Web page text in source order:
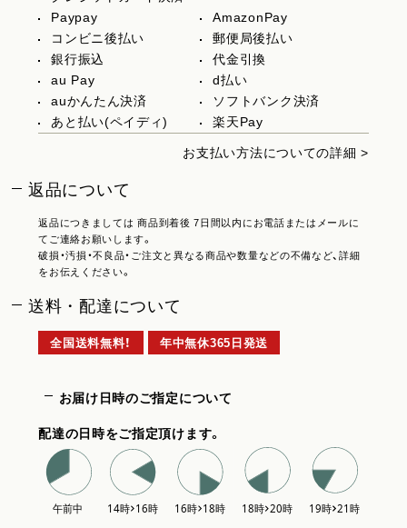
Paypay
AmazonPay
コンビニ後払い
郵便局後払い
銀行振込
代金引換
au Pay
d払い
auかんたん決済
ソフトバンク決済
あと払い(ペイディ)
楽天Pay
お支払い方法についての詳細 >
返品について
返品につきましては 商品到着後 7日間以内にお電話またはメールに
てご連絡お願いします。
破損・汚損・不良品・ご注文と異なる商品や数量などの不備など、詳細
をお伝えください。
送料・配達について
全国送料無料！ 年中無休365日発送
お届け日時のご指定について
配達の日時をご指定頂けます。